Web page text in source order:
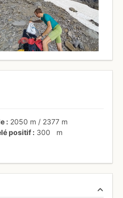
2050 m / 2377 m
positif
300 m